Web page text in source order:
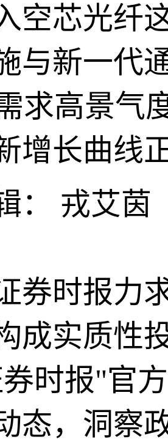
空芯光纤
与新一代
求高景气
增长曲线
： 戎艾茵
券时报力
成实质性
时报"官
态，洞察